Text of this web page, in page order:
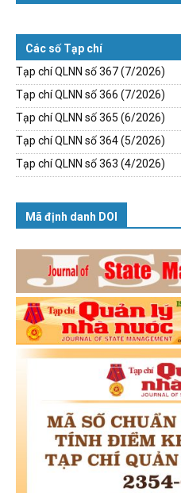
Các số Tạp chí
Tạp chí QLNN số 367 (7/2026)
Tạp chí QLNN số 366 (7/2026)
Tạp chí QLNN số 365 (6/2026)
Tạp chí QLNN số 364 (5/2026)
Tạp chí QLNN số 363 (4/2026)
Mã định danh DOI